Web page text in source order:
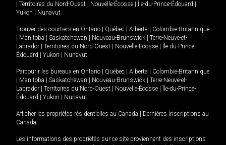
Territoires du Nord-Ouest Nouvelle-Écosse Île-du-Prince-Édouard
Yukon
Nunavut.
Trouver des courtiers en Ontario Québec Alberta
Colombie-Britannique
Manitoba Saskatchewan Nouveau-Brunswick
Terre-Neuve-et-
Labrador
Territoires du Nord-Ouest Nouvelle-Écosse
Île-du-Prince-
Édouard
Yukon Nunavut
Parcourir les bureaux en Ontario Québec Alberta
Colombie-Britannique
Manitoba Saskatchewan Nouveau-Brunswick
Terre-Neuve-et-
Labrador
Territoires du Nord-Ouest Nouvelle-Écosse
Île-du-Prince-
Édouard
Yukon Nunavut
Afficher les propriétés résidentielles au Canada
Dernières inscriptions au
Canada
Les informations des propriétés sur ce site proviennent des inscriptions